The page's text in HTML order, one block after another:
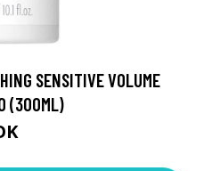
SENSITIVE VOLUME
(300ML)